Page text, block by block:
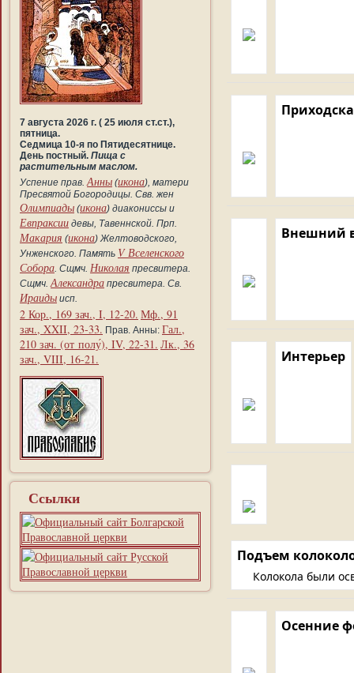
7 августа 2026 г. ( 25 июля ст.ст.),
пятница.
Седмица 10-я по Пятидесятнице.
День постный. Пища с
растительным маслом.
Успение прав.Анны (икона), матери
Пресвятой Богородицы. Свв. жен
Олимпиады (икона) диакониссы и
Евпраксии девы, Тавеннской. Прп.
Макария (икона) Желтоводского,
Унженского. Память V Вселенского
Собора. Сщмч. Николая пресвитера.
Сщмч.Александра пресвитера. Св.
Ираиды исп.
2 Кор., 169 зач., I, 12-20. Мф., 91
зач., XXII, 23-33. Прав. Анны: Гал.,
210 зач. (от полу́), IV, 22-31. Лк., 36
зач., VIII, 16-21.
Ссылки
Внешний
Интерьер
Подъем
Колокола были
Осенние